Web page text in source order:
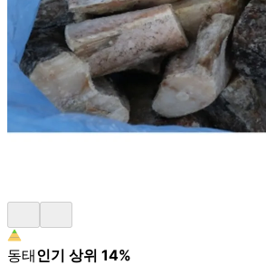
동태인기 상위 14%